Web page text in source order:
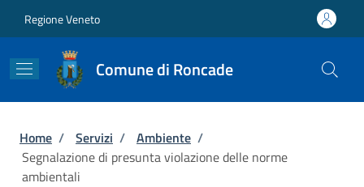
Regione Veneto
Comune di Roncade
Briciole di pane
Home / Servizi / Ambiente /
Segnalazione di presunta violazione delle norme
ambientali